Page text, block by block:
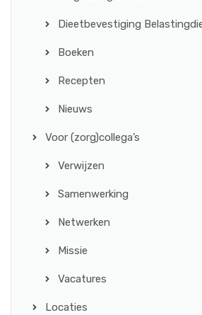
Dieetbevestiging
Boeken
Recepten
Nieuws
Voor (zorg)collega’s
Verwijzen
Samenwerking
Netwerken
Missie
Vacatures
Locaties